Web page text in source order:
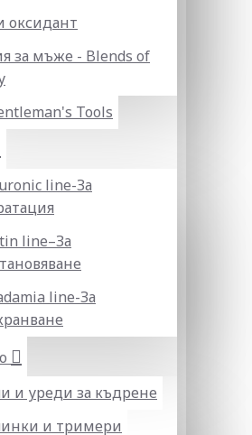
оксидант
за мъже - Blends of
Tools
line-За
line–За
line-За
и уреди за къдрене
и тримери